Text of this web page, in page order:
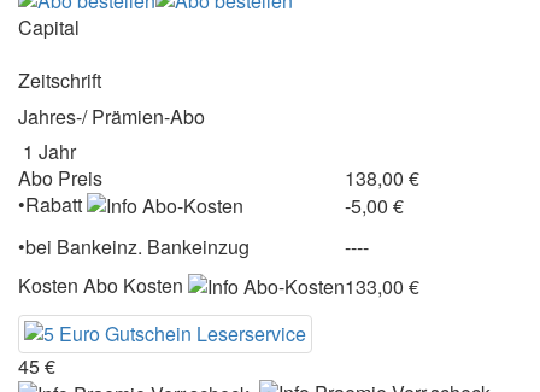
Capital
Zeitschrift
Jahres-/ Prämien-Abo
1 Jahr
Abo Preis
138,00 €
•Rabatt
-5,00 €
•bei Bankeinz. Bankeinzug
----
Kosten Abo Kosten 133,00 €
45 €